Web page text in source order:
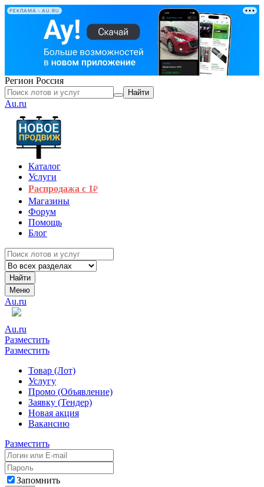
РЕКЛАМА • AU.RU
Регион Россия
Найти
Au.ru
Каталог
Услуги
Распродажа с 1₽
Магазины
Форум
Помощь
Блог
Найти
Меню
Au.ru
Au.ru
Разместить
Разместить
Товар (Лот)
Услугу
Промо (Объявление)
Заявку (Тендер)
Новая акция
Вакансию
Разместить
Запомнить